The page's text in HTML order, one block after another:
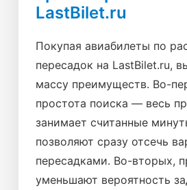
LastBilet.ru
Покупая авиабилеты по
пересадок на LastBilet.ru,
массу преимуществ. Во-
простота поиска — весь
занимает считанные
позволяют сразу отсечь
пересадками. Во-вторых,
уменьшают вероятность